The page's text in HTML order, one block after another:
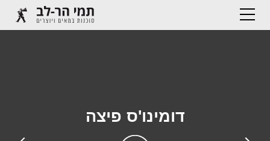
דומינו'ס פיצה